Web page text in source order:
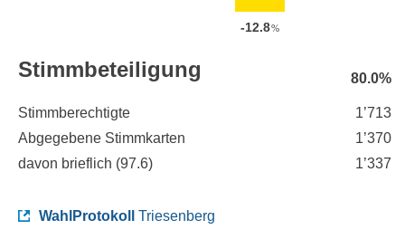
-12.8%
Stimmbeteiligung 80.0%
Stimmberechtigte
1’713
Abgegebene Stimmkarten
1’370
davon brieflich (97.6) 1’337
WahlProtokoll Triesenberg